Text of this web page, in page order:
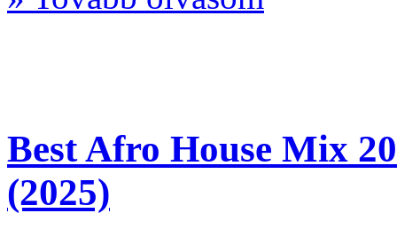
Best Afro House Mix
(2025)